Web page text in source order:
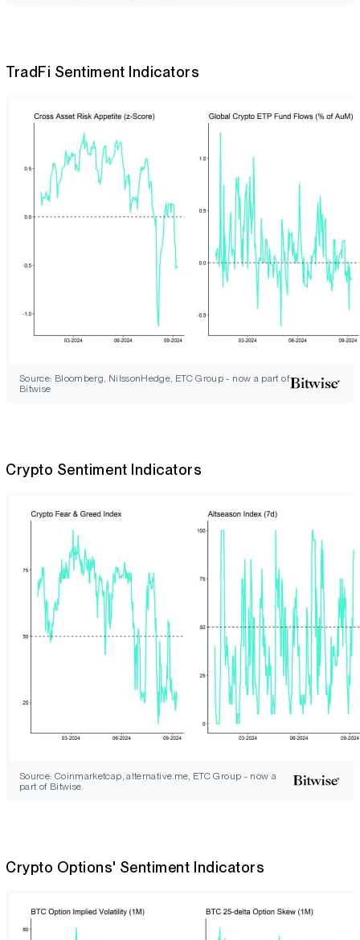
TradFi Sentiment Indicators
Source: Bloomberg, NilssonHedge, ETC Group - now a part of
Bitwise
Crypto Sentiment Indicators
Source: Coinmarketcap, alternative.me, ETC Group - now a
part of Bitwise
Crypto Options' Sentiment Indicators